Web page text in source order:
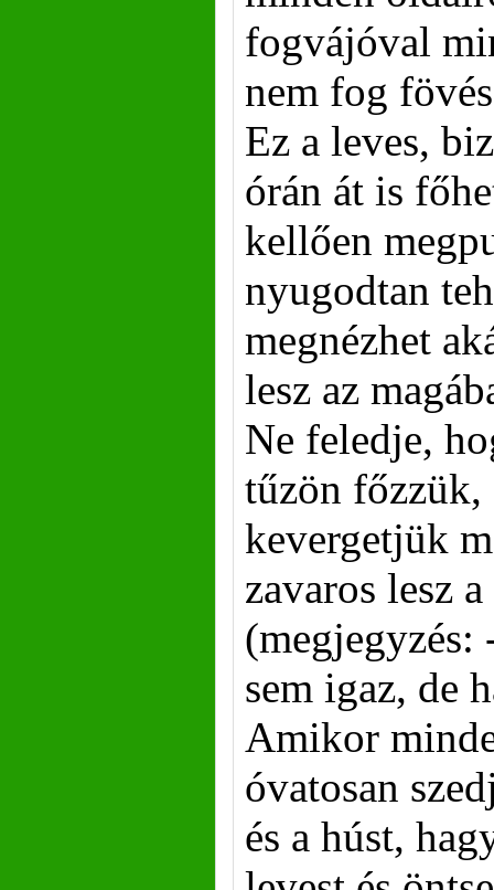
fogvájóval
nem fog
Ez a leves,
órán át is
kellően
nyugodtan
megnézhet
lesz az
Ne feledje,
tűzön főzzük,
kevergetjük
zavaros lesz
(megjegyzés:
sem igaz, de
Amikor
óvatosan
és a húst,